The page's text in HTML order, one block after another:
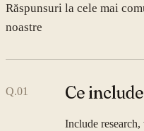
Răspunsuri la cele mai
noastre
Q.01 Ce
Include